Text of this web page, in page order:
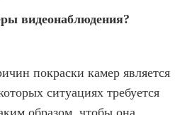
видеонаблюдения?
покраски камер является
ситуациях требуется
образом, чтобы она